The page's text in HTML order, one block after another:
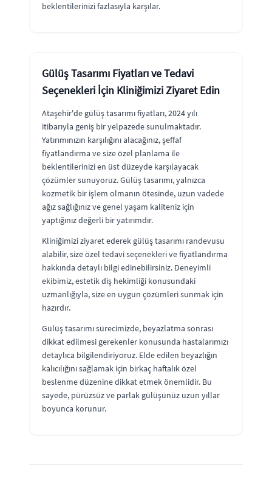
beklentilerinizi fazlasıyla karşılar.
Gülüş Tasarımı Fiyatları ve Tedavi
Seçenekleri İçin Kliniğimizi Ziyaret Edin
Ataşehir'de gülüş tasarımı fiyatları, 2024 yılı
itibarıyla geniş bir yelpazede sunulmaktadır.
Yatırımınızın karşılığını alacağınız, şeffaf
fiyatlandırma ve size özel planlama ile
beklentilerinizi en üst düzeyde karşılayacak
çözümler sunuyoruz. Gülüş tasarımı, yalnızca
kozmetik bir işlem olmanın ötesinde, uzun vadede
ağız sağlığınız ve genel yaşam kaliteniz için
yaptığınız değerli bir yatırımdır.
Kliniğimizi ziyaret ederek gülüş tasarımı randevusu
alabilir, size özel tedavi seçenekleri ve fiyatlandırma
hakkında detaylı bilgi edinebilirsiniz. Deneyimli
ekibimiz, estetik diş hekimliği konusundaki
uzmanlığıyla, size en uygun çözümleri sunmak için
hazırdır.
Gülüş tasarımı sürecimizde, beyazlatma sonrası
dikkat edilmesi gerekenler konusunda hastalarımızı
detaylıca bilgilendiriyoruz. Elde edilen beyazlığın
kalıcılığını sağlamak için birkaç haftalık özel
beslenme düzenine dikkat etmek önemlidir. Bu
sayede, pürüzsüz ve parlak gülüşünüz uzun yıllar
boyunca korunur.